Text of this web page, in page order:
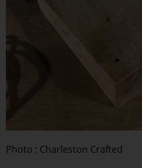
Photo : Charleston Crafted